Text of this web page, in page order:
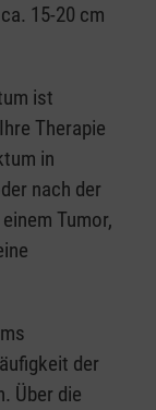
15-20 cm
ist
Therapie
in
nach der
Tumor,
der
Über die